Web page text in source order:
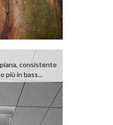
consistente
più in bass...